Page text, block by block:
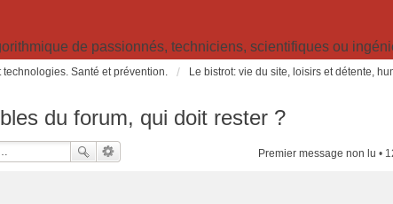
de passionnés, techniciens, scientifiques ou
Santé et prévention. Le bistrot: vie du site, loisirs et détente,
du forum, qui doit rester ?
Premier message non lu •